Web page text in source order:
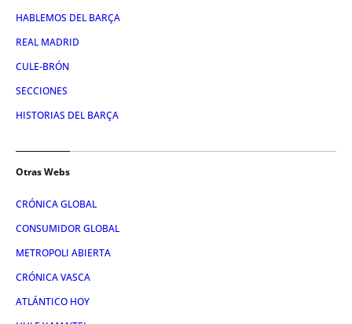
HABLEMOS DEL BARÇA
REAL MADRID
CULE-BRÓN
SECCIONES
HISTORIAS DEL BARÇA
Otras Webs
CRÓNICA GLOBAL
CONSUMIDOR GLOBAL
METROPOLI ABIERTA
CRÓNICA VASCA
ATLÁNTICO HOY